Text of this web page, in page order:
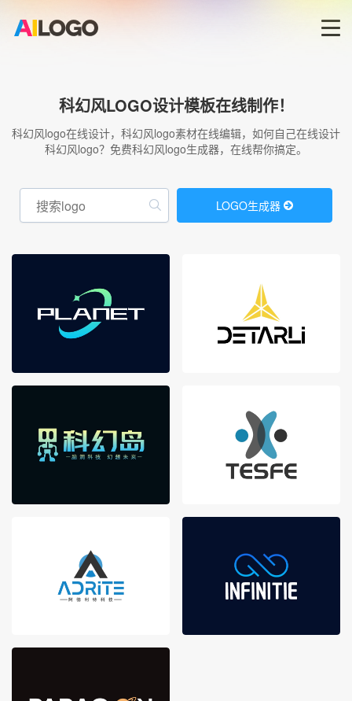
LOGO生成器→
商标版权
科幻风LOGO设计模板在线制作！
科幻风logo在线设计，科幻风logo素材在线编辑，如何自己在线设计
科幻风logo？免费科幻风logo生成器，在线帮你搞定。
LOGO生成器